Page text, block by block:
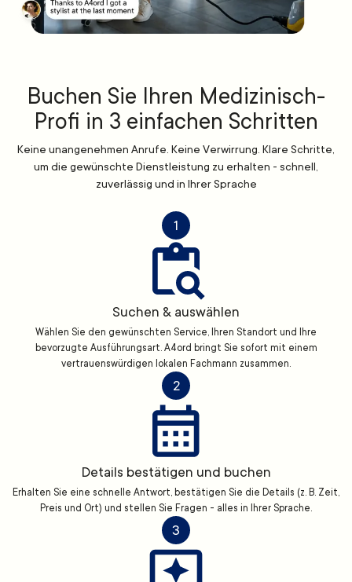
Buchen Sie Ihren Medizinisch-
Profi in 3 einfachen Schritten
Keine unangenehmen Anrufe. Keine Verwirrung. Klare Schritte,
um die gewünschte Dienstleistung zu erhalten - schnell,
zuverlässig und in Ihrer Sprache
1
Suchen & auswählen
Wählen Sie den gewünschten Service, Ihren Standort und Ihre
bevorzugte Ausführungsart. A4ord bringt Sie sofort mit einem
vertrauenswürdigen lokalen Fachmann zusammen.
2
Details bestätigen und buchen
Erhalten Sie eine schnelle Antwort, bestätigen Sie die Details (z. B. Zeit,
Preis und Ort) und stellen Sie Fragen - alles in Ihrer Sprache.
3